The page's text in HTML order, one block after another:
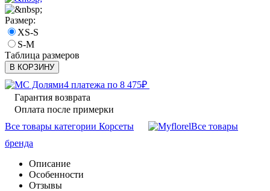
Размер:
XS-S
S-M
Таблица размеров
В КОРЗИНУ
4 платежа по 8 475₽
Гарантия возврата
Оплата после примерки
Все товары категории Корсеты
Все товары
бренда
Описание
Особенности
Отзывы